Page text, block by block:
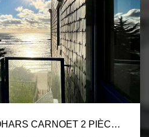
APPARTEMENT CLOHARS CARNOET 2 PIÈCE(S) 38 M2